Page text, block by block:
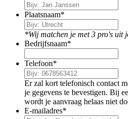
Plaatsnaam*
*Wij matchen je met 3 pro's uit
Bedrijfsnaam*
Telefoon*
Er zal kort telefonisch contact
je gegevens te bevestigen. Bij
wordt je aanvraag helaas niet
E-mailadres*